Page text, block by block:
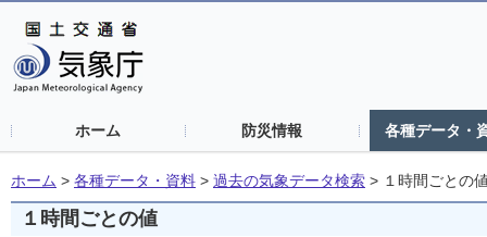
ホーム 防災情報 各種データ・
ホーム > 各種データ・資料 > 過去の気象データ検索 > １時間ごとの
１時間ごとの値